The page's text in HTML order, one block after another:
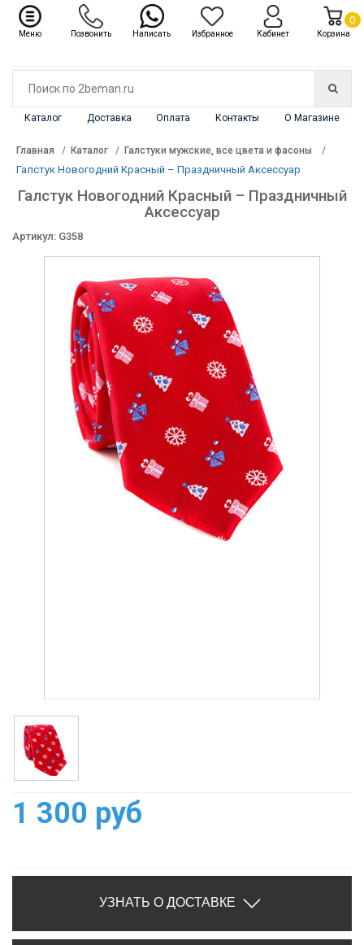
Каталог Доставка Оплата Контакты О Магазине
Каталог ✖
Главная Каталог Галстуки мужские, все цвета и фасоны
Галстук Новогодний Красный – Праздничный Аксессуар
Галстук Новогодний Красный – Праздничный
Аксессуар
Артикул: G358
1 300 руб
УЗНАТЬ О ДОСТАВКЕ
Меню Позвонить Написать Избранное Кабинет Корзина
0